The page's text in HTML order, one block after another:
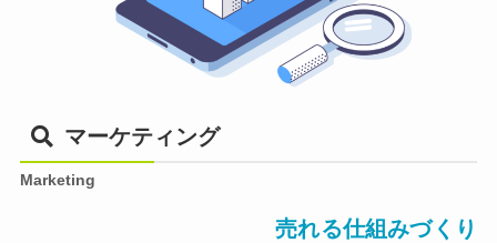
マーケティング
Marketing
売れる仕組みづくり